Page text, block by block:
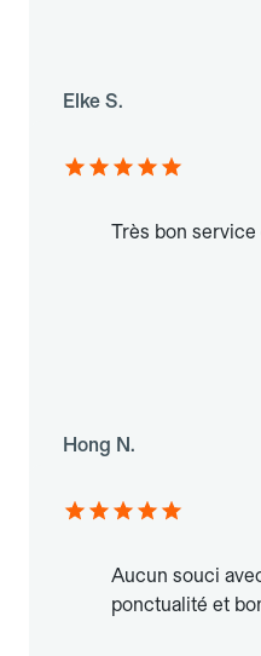
Elke S.
Très bon
Hong N.
Aucun souci
ponctualité et